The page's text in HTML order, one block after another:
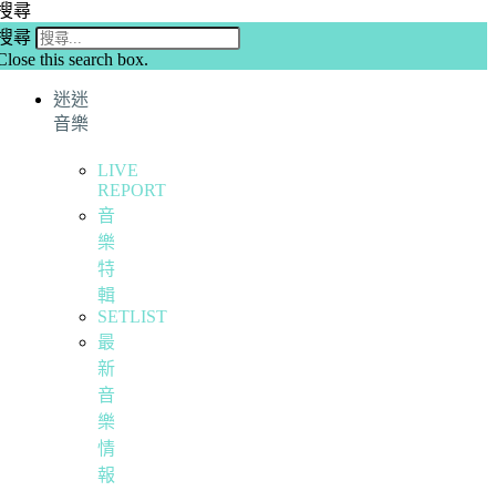
尋
尋
this search box.
迷迷
音樂
LIVE
REPORT
音
樂
特
輯
SETLIST
最
新
音
樂
情
報